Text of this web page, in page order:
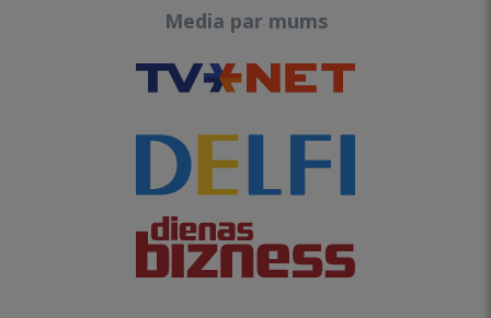
Media par mums